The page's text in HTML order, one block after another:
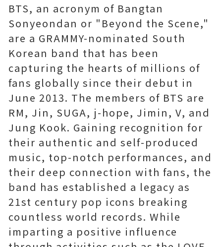
BTS, an acronym of Bangtan
Sonyeondan or "Beyond the Scene,"
are a GRAMMY-nominated South
Korean band that has been
capturing the hearts of millions of
fans globally since their debut in
June 2013. The members of BTS are
RM, Jin, SUGA, j-hope, Jimin, V, and
Jung Kook. Gaining recognition for
their authentic and self-produced
music, top-notch performances, and
their deep connection with fans, the
band has established a legacy as
21st century pop icons breaking
countless world records. While
imparting a positive influence